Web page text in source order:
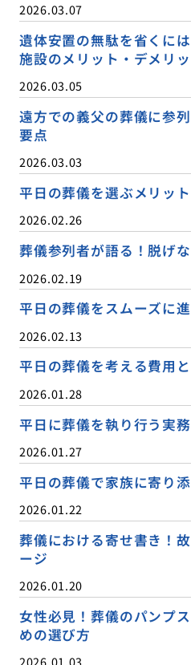
2026.03.07
遺体安置の無駄を省くに
施設のメリット・デメリ
2026.03.05
遠方での義父の葬儀に参
要点
2026.03.03
平日の葬儀を選ぶメリッ
2026.02.26
葬儀参列者が語る！脱げ
2026.02.19
平日の葬儀をスムーズに
2026.02.13
平日の葬儀を考える費用
2026.01.28
平日に葬儀を執り行う実
2026.01.27
平日の葬儀で家族に寄り
2026.01.22
葬儀における寄せ書き！
ージ
2026.01.20
女性必見！葬儀のパンプ
めの選び方
2026.01.03